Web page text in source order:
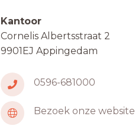
Kantoor
Cornelis Albertsstraat 2
9901EJ Appingedam
0596-681000
Bezoek onze website